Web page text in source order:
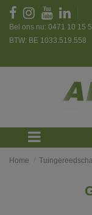
Bel ons nu: 0471 10 15
BTW: BE 1033.519.558
Home